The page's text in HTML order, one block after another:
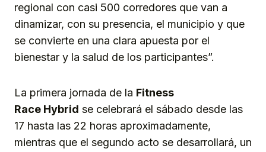
regional con casi 500 corredores que van a
dinamizar, con su presencia, el municipio y que
se convierte en una clara apuesta por el
bienestar y la salud de los participantes”.
La primera jornada de la Fitness
Race Hybrid se celebrará el sábado desde las
17 hasta las 22 horas aproximadamente,
mientras que el segundo acto se desarrollará, un